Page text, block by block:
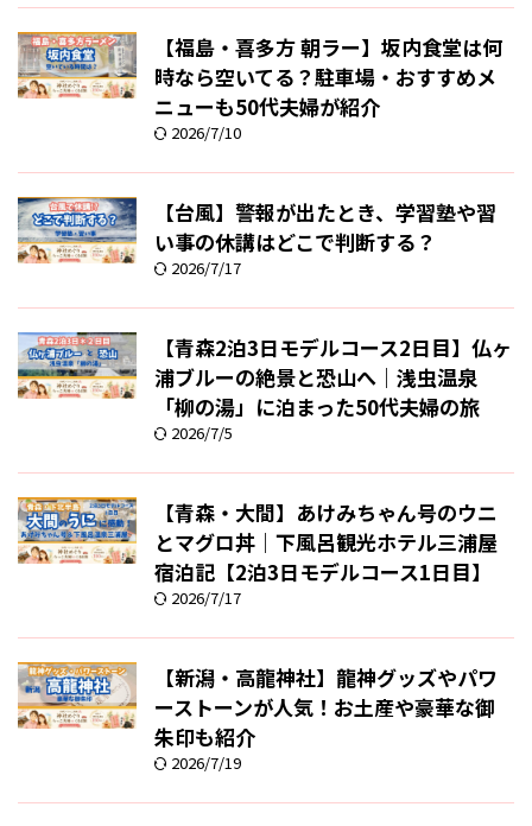
【福島・喜多方 朝ラー】坂内食堂は何
時なら空いてる？駐車場・おすすめメ
ニューも50代夫婦が紹介
2026/7/10
【台風】警報が出たとき、学習塾や習
い事の休講はどこで判断する？
2026/7/17
【青森2泊3日モデルコース2日目】仏ヶ
浦ブルーの絶景と恐山へ｜浅虫温泉
「柳の湯」に泊まった50代夫婦の旅
2026/7/5
【青森・大間】あけみちゃん号のウニ
とマグロ丼｜下風呂観光ホテル三浦屋
宿泊記【2泊3日モデルコース1日目】
2026/7/17
【新潟・高龍神社】龍神グッズやパワ
ーストーンが人気！お土産や豪華な御
朱印も紹介
2026/7/19